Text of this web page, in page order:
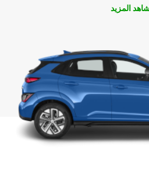
المزيد